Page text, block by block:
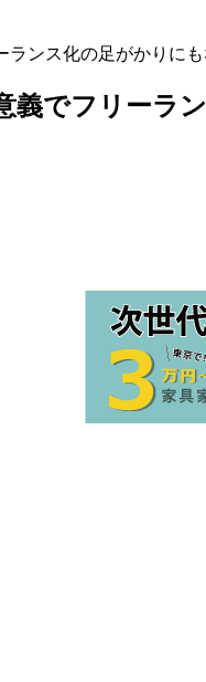
ランス化の足がかりにも
義でフリーラ